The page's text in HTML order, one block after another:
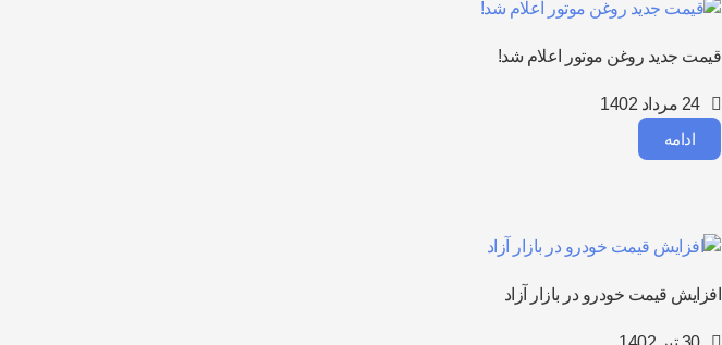
قیمت جدید روغن موتور اعلام شد!
24 مرداد 1402
ادامه
افزایش قیمت خودرو در بازار آزاد